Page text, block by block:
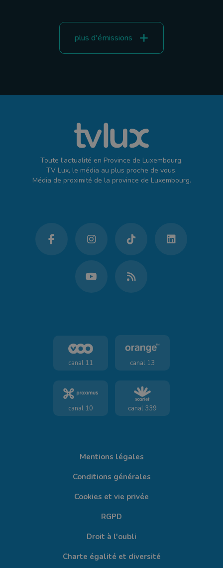
plus d'émissions
Toute l'actualité en Province de Luxembourg.
TV Lux, le média au plus proche de vous.
Média de proximité de la province de Luxembourg.
canal 11 canal 13
canal 10 canal 339
Mentions légales
Conditions générales
Cookies et vie privée
RGPD
Droit à l'oubli
Charte égalité et diversité